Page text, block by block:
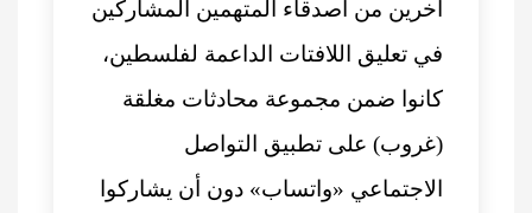
آخرين من أصدقاء المتهمين المشاركين
في تعليق اللافتات الداعمة لفلسطين،
كانوا ضمن مجموعة محادثات مغلقة
(غروب) على تطبيق التواصل
الاجتماعي «واتساب» دون أن يشاركوا